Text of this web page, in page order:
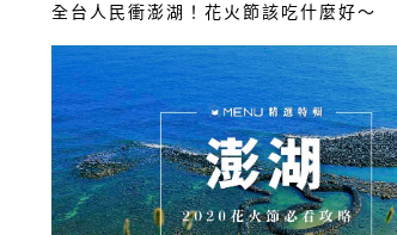
全台人民衝澎湖！花火節該吃什麼好～